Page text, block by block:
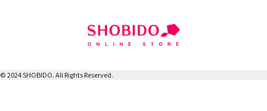
© 2024 SHOBIDO. All Rights Reserved.